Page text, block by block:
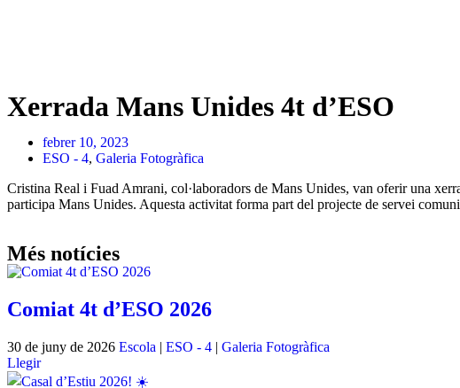
Xerrada Mans Unides 4t d’ESO
febrer 10, 2023
ESO - 4, Galeria Fotogràfica
Cristina Real i Fuad Amrani, col·laboradors de Mans Unides, van oferir una
participa Mans Unides. Aquesta activitat forma part del projecte de servei
Més notícies
Comiat 4t d’ESO 2026
30 de juny de 2026 Escola | ESO - 4 | Galeria Fotogràfica
Llegir